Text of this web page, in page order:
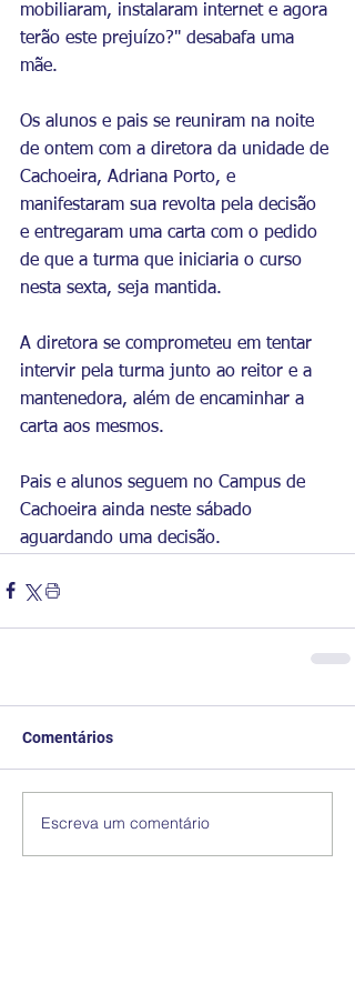
mobiliaram, instalaram internet e agora
terão este prejuízo?" desabafa uma
mãe.
Os alunos e pais se reuniram na noite
de ontem com a diretora da unidade de
Cachoeira, Adriana Porto, e
manifestaram sua revolta pela decisão
e entregaram uma carta com o pedido
de que a turma que iniciaria o curso
nesta sexta, seja mantida.
A diretora se comprometeu em tentar
intervir pela turma junto ao reitor e a
mantenedora, além de encaminhar a
carta aos mesmos.
Pais e alunos seguem no Campus de
Cachoeira ainda neste sábado
aguardando uma decisão.
Comentários
Escreva um comentário